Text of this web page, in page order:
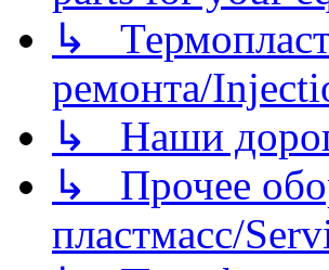
↳
ремонта/
↳ Наши
↳ Прочее
пластмасс/